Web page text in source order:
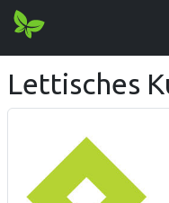
Lettisches